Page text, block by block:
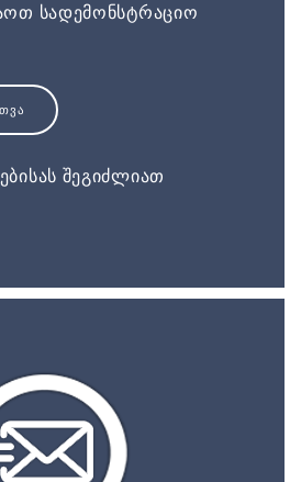
სადემონსტრაციო
შეგიძლიათ